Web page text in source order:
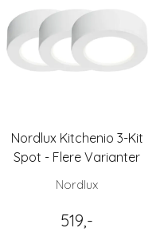
Nordlux Kitchenio 3-Kit
Spot - Flere Varianter
Nordlux
519,-